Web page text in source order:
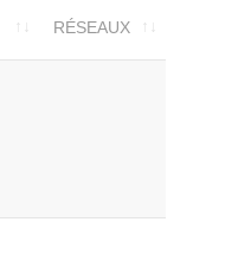
RÉSEAUX